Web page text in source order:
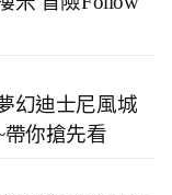
幻迪士尼風城
你搶先看